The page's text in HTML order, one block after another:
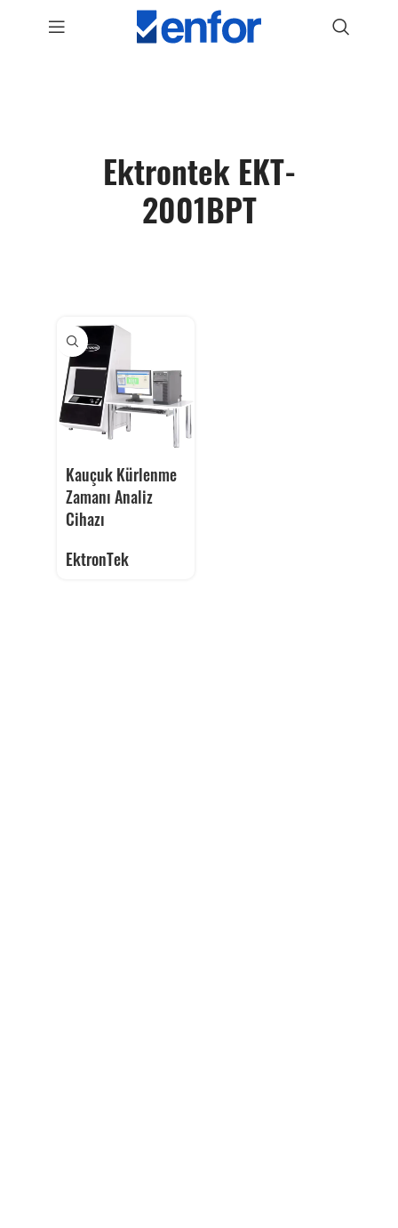
Ektrontek EKT-
2001BPT
Kauçuk Kürlenme
Zamanı Analiz
Cihazı
EktronTek